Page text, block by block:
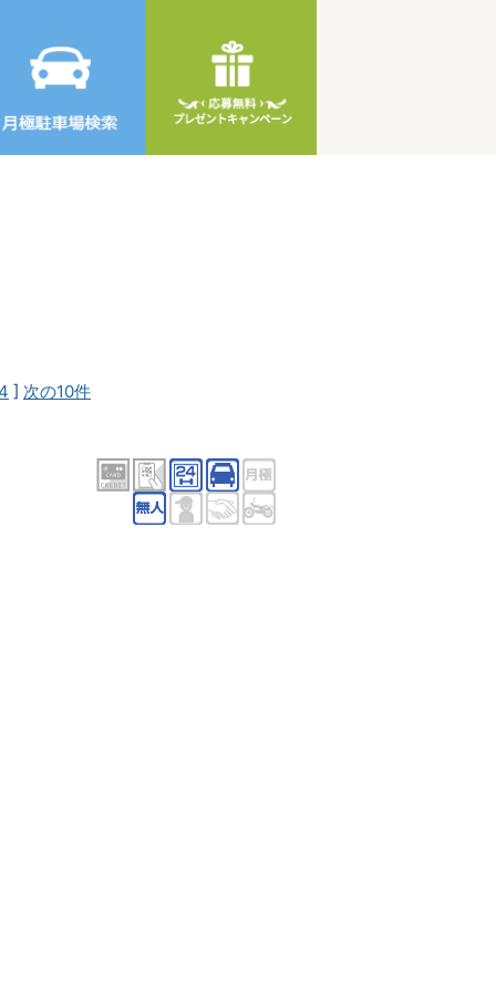
] 次の10件